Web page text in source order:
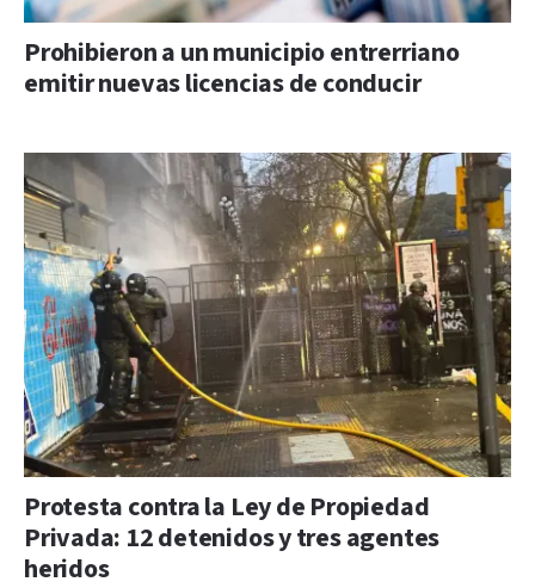
Prohibieron a un municipio entrerriano
emitir nuevas licencias de conducir
Protesta contra la Ley de Propiedad
Privada: 12 detenidos y tres agentes
heridos